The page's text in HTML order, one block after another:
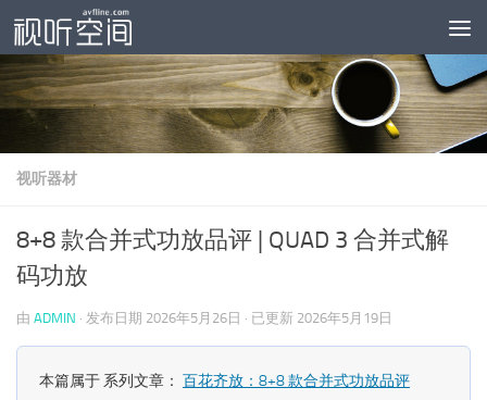
跳至内容
视听器材
8+8 款合并式功放品评 | QUAD 3 合并式解
码功放
由 ADMIN · 发布日期 2026年5月26日 · 已更新 2026年5月19日
本篇属于 系列文章： 百花齐放：8+8 款合并式功放品评